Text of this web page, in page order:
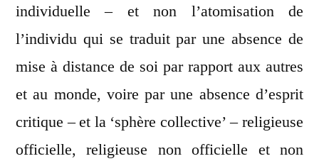
individuelle – et non l’atomisation de
l’individu qui se traduit par une absence de
mise à distance de soi par rapport aux autres
et au monde, voire par une absence d’esprit
critique – et la ‘sphère collective’ – religieuse
officielle, religieuse non officielle et non